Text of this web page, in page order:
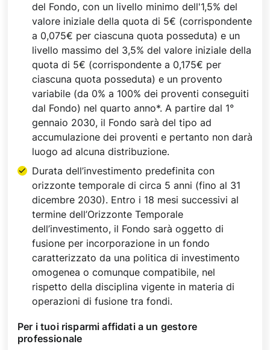
del Fondo, con un livello minimo dell'1,5% del
valore iniziale della quota di 5€ (corrispondente
a 0,075€ per ciascuna quota posseduta) e un
livello massimo del 3,5% del valore iniziale della
quota di 5€ (corrispondente a 0,175€ per
ciascuna quota posseduta) e un provento
variabile (da 0% a 100% dei proventi conseguiti
dal Fondo) nel quarto anno*. A partire dal 1°
gennaio 2030, il Fondo sarà del tipo ad
accumulazione dei proventi e pertanto non darà
luogo ad alcuna distribuzione.
Durata dell’investimento predefinita con
orizzonte temporale di circa 5 anni (fino al 31
dicembre 2030). Entro i 18 mesi successivi al
termine dell’Orizzonte Temporale
dell’investimento, il Fondo sarà oggetto di
fusione per incorporazione in un fondo
caratterizzato da una politica di investimento
omogenea o comunque compatibile, nel
rispetto della disciplina vigente in materia di
operazioni di fusione tra fondi.
Per i tuoi risparmi affidati a un gestore
professionale